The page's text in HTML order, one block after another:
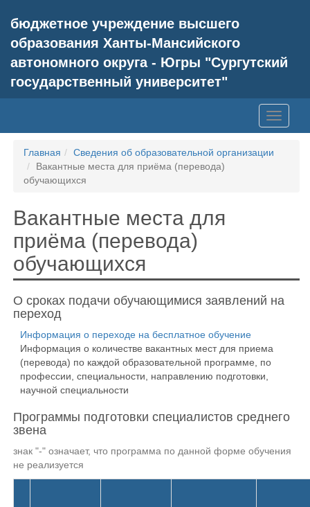
бюджетное учреждение высшего
образования Ханты-Мансийского
автономного округа - Югры "Сургутский
государственный университет"
Главная
Сведения об образовательной организации
Вакантные места для приёма (перевода)
обучающихся
Вакантные места для
приёма (перевода)
обучающихся
О сроках подачи обучающимися заявлений на
переход
Информация о переходе на бесплатное обучение
Информация о количестве вакантных мест для приема
(перевода) по каждой образовательной программе, по
профессии, специальности, направлению подготовки,
научной специальности
Программы подготовки специалистов среднего
звена
знак "-" означает, что программа по данной форме обучения
не реализуется